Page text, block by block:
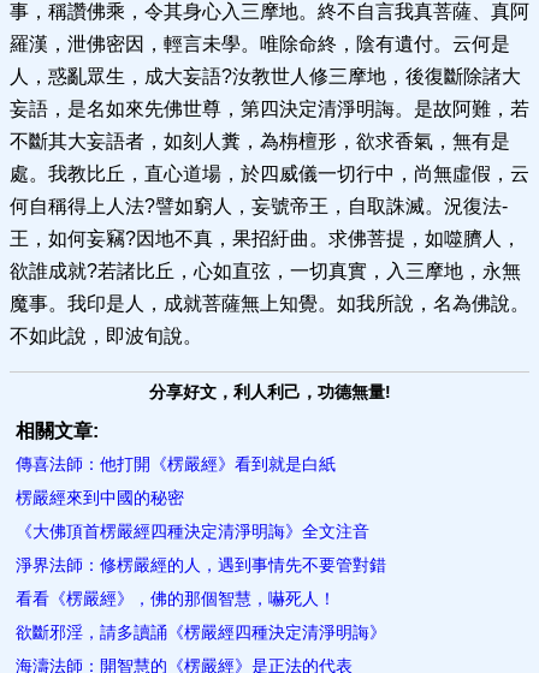
事，稱讚佛乘，令其身心入三摩地。終不自言我真菩薩、真阿
羅漢，泄佛密因，輕言未學。唯除命終，陰有遺付。云何是
人，惑亂眾生，成大妄語?汝教世人修三摩地，後復斷除諸大
妄語，是名如來先佛世尊，第四決定清淨明誨。是故阿難，若
不斷其大妄語者，如刻人糞，為栴檀形，欲求香氣，無有是
處。我教比丘，直心道場，於四威儀一切行中，尚無虛假，云
何自稱得上人法?譬如窮人，妄號帝王，自取誅滅。況復法-
王，如何妄竊?因地不真，果招紆曲。求佛菩提，如噬臍人，
欲誰成就?若諸比丘，心如直弦，一切真實，入三摩地，永無
魔事。我印是人，成就菩薩無上知覺。如我所說，名為佛說。
不如此說，即波旬說。
分享好文，利人利己，功德無量!
相關文章:
傳喜法師：他打開《楞嚴經》看到就是白紙
楞嚴經來到中國的秘密
《大佛頂首楞嚴經四種決定清淨明誨》全文注音
淨界法師：修楞嚴經的人，遇到事情先不要管對錯
看看《楞嚴經》，佛的那個智慧，嚇死人！
欲斷邪淫，請多讀誦《楞嚴經四種決定清淨明誨》
海濤法師：開智慧的《楞嚴經》是正法的代表